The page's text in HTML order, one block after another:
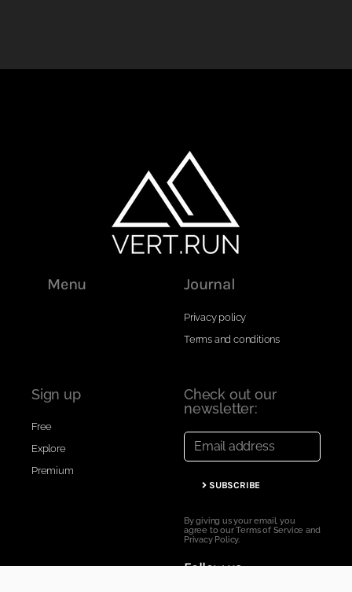
Menu Journal
Privacy policy
Terms and conditions
Sign up
Free
Explore
Premium
Check out our
newsletter:
SUBSCRIBE
By giving us your email, you
agree to our Terms of Service and
Privacy Policy.
Follow us